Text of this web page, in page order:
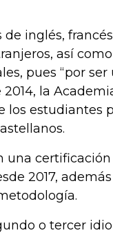
inglés,
así
pues “por
la
los estudiantes
certificación
2017,
o tercer